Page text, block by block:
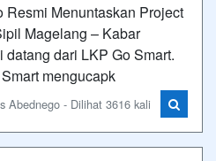
Menuntaskan Project
Magelang – Kabar
dari LKP Go Smart.
mengucapk
Abednego - Dilihat 3616 kali